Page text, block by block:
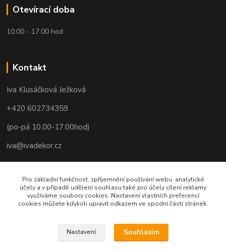
Otevírací doba
10.00 - 17.00 hod
Kontakt
Iva Klusáčková Ježková
+420 602734359
(po-pá 10.00-17.00hod)
iva@ivadekor.cz
Pro základní funkčnost, zpříjemnění používání webu, analytické
účely a v případě udělení souhlasu také pro účely cílení reklamy
využíváme soubory cookies. Nastavení vlastních preferencí
cookies můžete kdykoli upravit odkazem ve spodní části stránek.
Nastavení Souhlasím